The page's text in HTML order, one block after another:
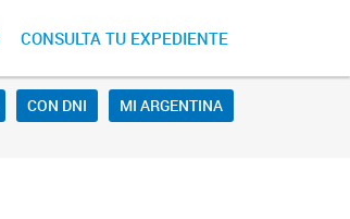
CONSULTA TU EXPEDIENTE
CON DNI MI ARGENTINA